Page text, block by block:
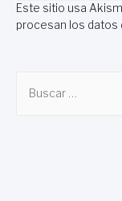
Este sitio usa
procesan los